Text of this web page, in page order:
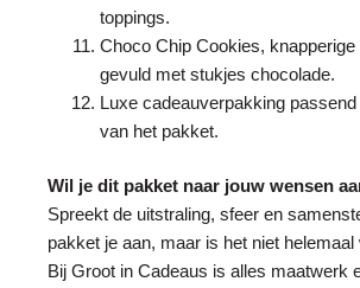
toppings.
Choco Chip Cookies,
gevuld met stukjes chocolade.
Luxe cadeauverpakking
van het pakket.
Wil je dit pakket naar jouw wensen
Spreekt de uitstraling, sfeer en
pakket je aan, maar is het niet
Bij Groot in Cadeaus is alles maatwerk